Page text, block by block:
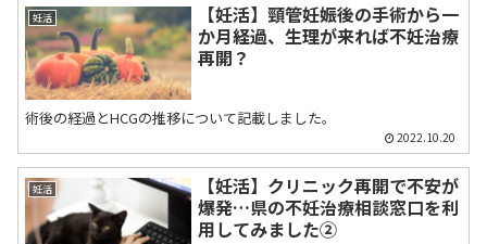
妊活
【妊活】頸管妊娠後の手術から一
か月経過、生理が来れば不妊治療
再開？
術後の経過とHCGの推移について記載しました。
2022.10.20
妊活
【妊活】クリニック再開で不安が
爆発…県の不妊治療相談窓口を利
用してみました②